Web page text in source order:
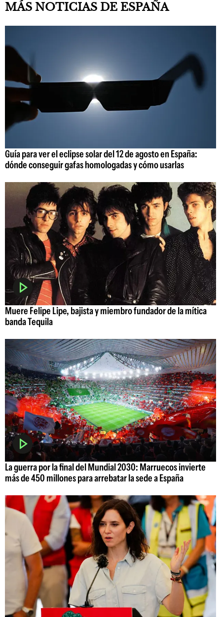
MÁS NOTICIAS DE ESPAÑA
Guía para ver el eclipse solar del 12 de agosto en España:
dónde conseguir gafas homologadas y cómo usarlas
Muere Felipe Lipe, bajista y miembro fundador de la mítica
banda Tequila
La guerra por la final del Mundial 2030: Marruecos invierte
más de 450 millones para arrebatar la sede a España